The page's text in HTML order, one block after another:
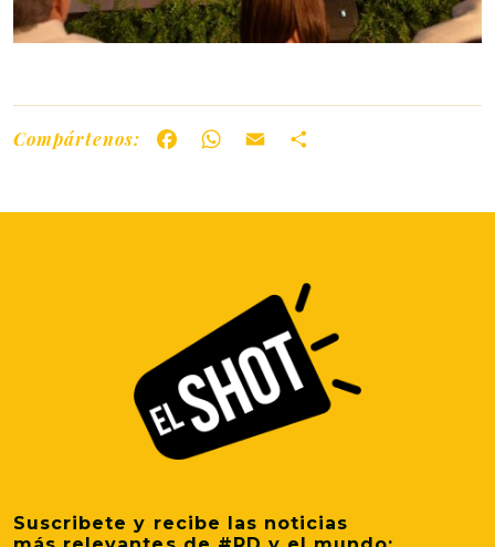
Compártenos: FacebookWhatsApp
Email
Suscribete y recibe las noticias